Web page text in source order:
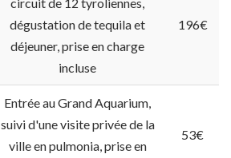
dégustation de tequila et
déjeuner, prise en charge
incluse
196€
Entrée au Grand Aquarium,
suivi d'une visite privée de la
ville en pulmonia, prise en
53€